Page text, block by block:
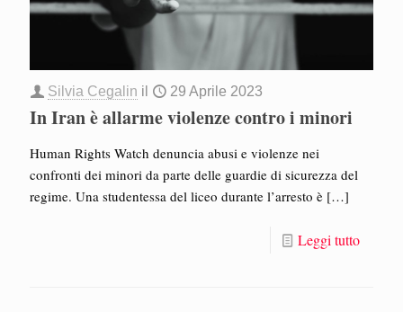
Silvia Cegalin il 29 Aprile 2023
In Iran è allarme violenze contro i minori
Human Rights Watch denuncia abusi e violenze nei
confronti dei minori da parte delle guardie di sicurezza del
regime. Una studentessa del liceo durante l’arresto è […]
Leggi tutto